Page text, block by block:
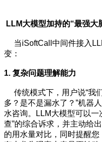
LLM大模型加持的“最强大
当iSoftCall中间件接入
变：
1. 复杂问题理解能力
传统模式下，用户说“我
多？是不是漏水了？”机器
水咨询。LLM大模型可以一
查”的综合诉求，并主动给
的用水量对比，同时提醒